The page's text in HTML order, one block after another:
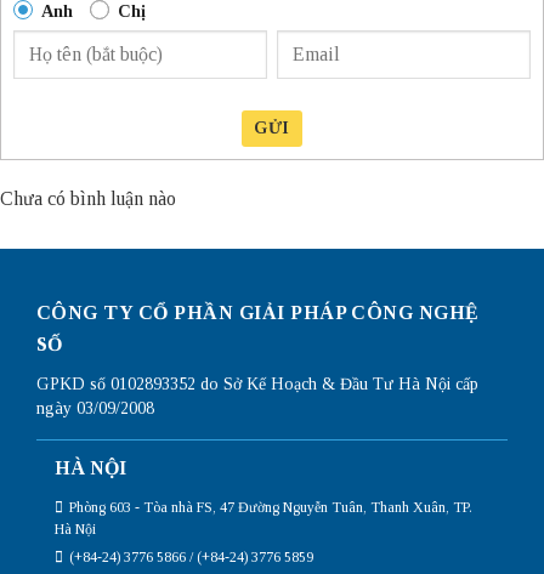
Anh Chị
GỬI
Chưa có bình luận nào
CÔNG TY CỔ PHẦN GIẢI PHÁP CÔNG NGHỆ
SỐ
GPKD số 0102893352 do Sở Kế Hoạch & Đầu Tư Hà Nội cấp
ngày 03/09/2008
HÀ NỘI
Phòng 603 - Tòa nhà FS, 47 Đường Nguyễn Tuân, Thanh Xuân, TP.
Hà Nội
(+84-24) 3776 5866 / (+84-24) 3776 5859